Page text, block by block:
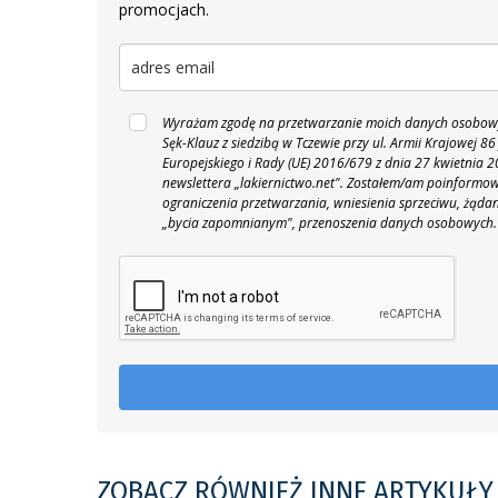
promocjach.
Wyrażam zgodę na przetwarzanie moich danych
Sęk-Klauz z siedzibą w Tczewie przy ul. Armii Krajowej
Europejskiego i Rady (UE) 2016/679 z dnia 27 kwietnia
newslettera „lakiernictwo.net". Zostałem/am
ograniczenia przetwarzania, wniesienia sprzeciwu,
„bycia zapomnianym", przenoszenia danych osobowych.
ZOBACZ RÓWNIEŻ INNE ARTYKUŁY